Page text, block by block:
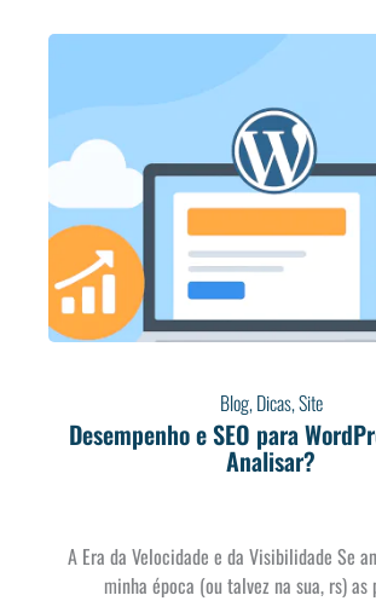
Blog,Dicas,Site
Desempenho e SEO para
Analisar?
A Era da Velocidade e da Visibilidade Se
minha época (ou talvez na sua, rs) as